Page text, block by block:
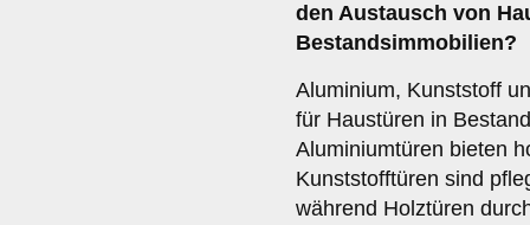
den Austausch von
Bestandsimmobilien?
Aluminium, Kunststoff
für Haustüren in
Aluminiumtüren bieten
Kunststofftüren sind
während Holztüren